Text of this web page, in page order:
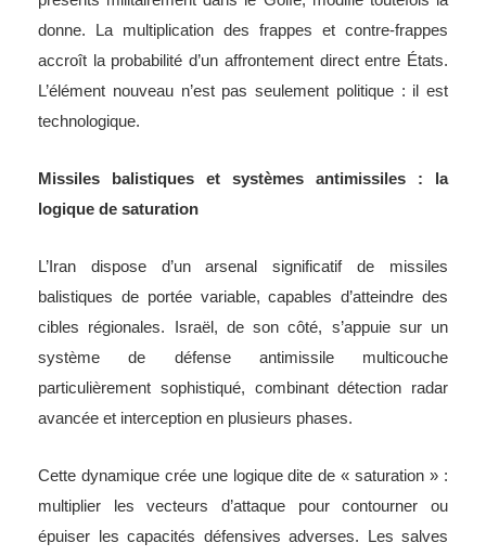
donne. La multiplication des frappes et contre-frappes
accroît la probabilité d’un affrontement direct entre États.
L’élément nouveau n’est pas seulement politique : il est
technologique.
Missiles balistiques et systèmes antimissiles : la
logique de saturation
L’Iran dispose d’un arsenal significatif de missiles
balistiques de portée variable, capables d’atteindre des
cibles régionales. Israël, de son côté, s’appuie sur un
système de défense antimissile multicouche
particulièrement sophistiqué, combinant détection radar
avancée et interception en plusieurs phases.
Cette dynamique crée une logique dite de « saturation » :
multiplier les vecteurs d’attaque pour contourner ou
épuiser les capacités défensives adverses. Les salves